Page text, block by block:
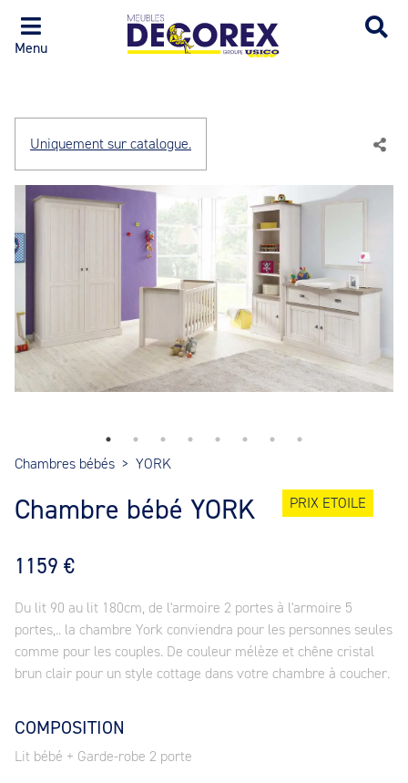
Menu
Uniquement sur catalogue.
Chambres bébés > YORK
Chambre bébé YORK PRIX ETOILE
1159 €
Du lit 90 au lit 180cm, de l'armoire 2 portes à l'armoire 5
portes,.. la chambre York conviendra pour les personnes seules
comme pour les couples. De couleur mélèze et chêne cristal
brun clair pour un style cottage dans votre chambre à coucher.
COMPOSITION
Lit bébé + Garde-robe 2 porte